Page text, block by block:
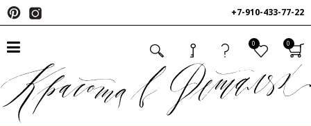
+7-910-433-77-22
0 0